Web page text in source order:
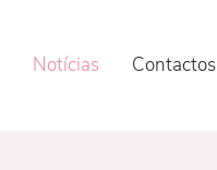
Notícias Contactos